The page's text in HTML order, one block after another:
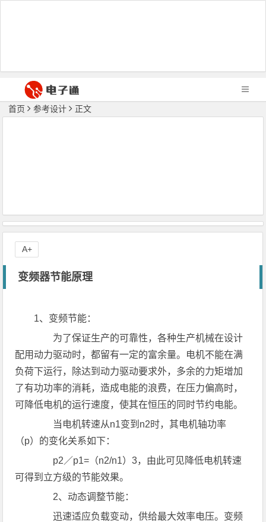
首页 参考设计 正文
变频器节能原理
1、变频节能：
为了保证生产的可靠性，各种生产机械在设计
配用动力驱动时，都留有一定的富余量。电机不能在满
负荷下运行，除达到动力驱动要求外，多余的力矩增加
了有功功率的消耗，造成电能的浪费，在压力偏高时，
可降低电机的运行速度，使其在恒压的同时节约电能。
当电机转速从n1变到n2时，其电机轴功率
（p）的变化关系如下：
p2／p1=（n2/n1）3，由此可见降低电机转速
可得到立方级的节能效果。
2、动态调整节能：
迅速适应负载变动，供给最大效率电压。变频
A+